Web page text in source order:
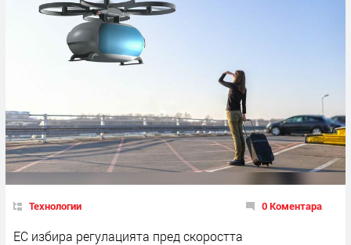
Технологии 0 Коментара
ЕС избира регулацията пред скоростта